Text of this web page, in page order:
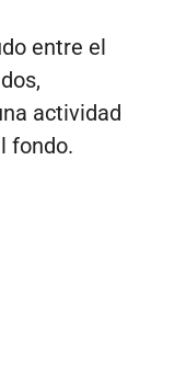
entre el
actividad
fondo.